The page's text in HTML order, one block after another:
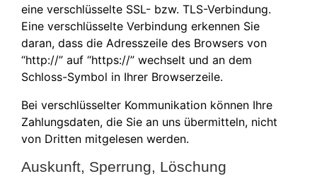
eine verschlüsselte SSL- bzw. TLS-Verbindung.
Eine verschlüsselte Verbindung erkennen Sie
daran, dass die Adresszeile des Browsers von
“http://” auf “https://” wechselt und an dem
Schloss-Symbol in Ihrer Browserzeile.
Bei verschlüsselter Kommunikation können Ihre
Zahlungsdaten, die Sie an uns übermitteln, nicht
von Dritten mitgelesen werden.
Auskunft, Sperrung, Löschung